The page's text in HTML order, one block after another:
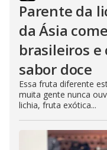
Parente da
da Ásia
brasileiros e
sabor doce
Essa fruta diferente
muita gente nunca
lichia, fruta exótica...